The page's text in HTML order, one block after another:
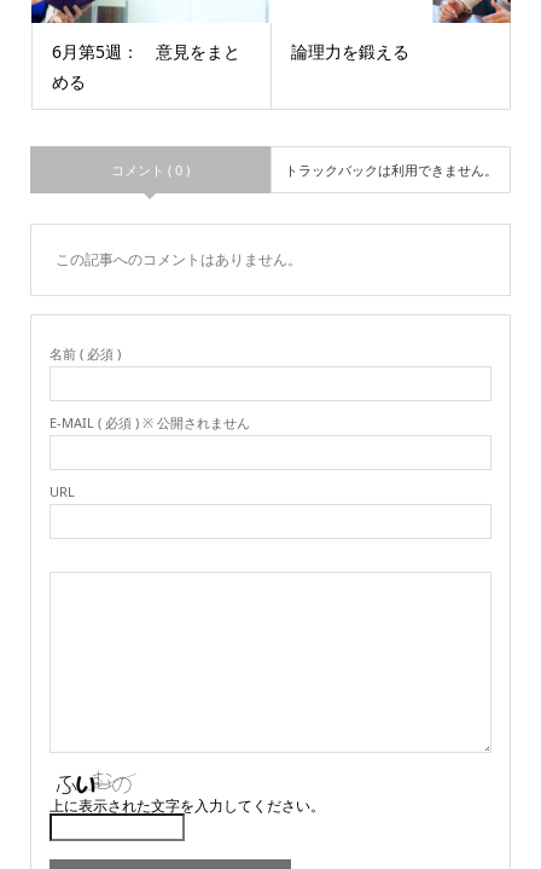
6月第5週： 意見をまと
める
論理力を鍛える
コメント ( 0 ) トラックバックは利用できません。
この記事へのコメントはありません。
名前 ( 必須 )
E-MAIL ( 必須 ) ※ 公開されません
URL
上に表示された文字を入力してください。